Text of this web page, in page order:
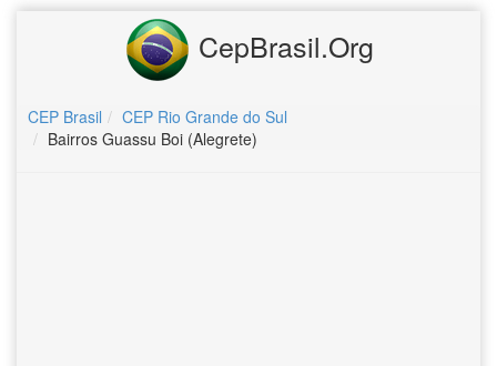
CepBrasil.Org
CEP Brasil
CEP Rio Grande do Sul
Bairros Guassu Boi (Alegrete)